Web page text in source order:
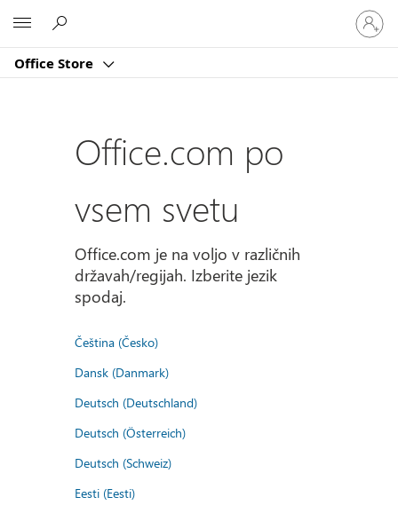
Office Store
Vpišite
se
v
račun
Office.com po
vsem svetu
Office.com je na voljo v različnih
državah/regijah. Izberite jezik
spodaj.
Čeština (Česko)
Dansk (Danmark)
Deutsch (Deutschland)
Deutsch (Österreich)
Deutsch (Schweiz)
Eesti (Eesti)